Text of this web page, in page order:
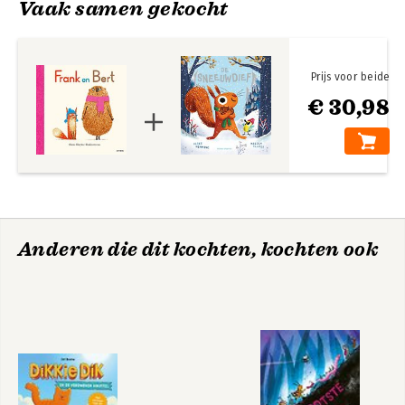
Vaak samen gekocht
€ 30,98
Prijs voor beide
Anderen die dit kochten, kochten ook